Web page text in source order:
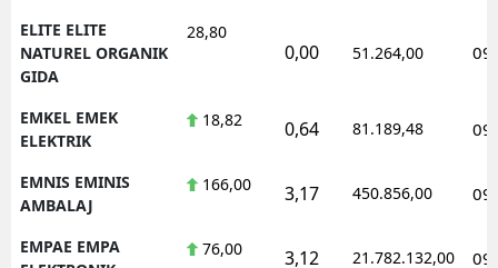
ELITE ELITE
NATUREL ORGANIK
GIDA
28,80
0,00 51.264,00
EMKEL EMEK
ELEKTRIK
18,82 0,64 81.189,48
EMNIS EMINIS
AMBALAJ
166,00 3,17 450.856,00
EMPAE EMPA
76,00 3,12 21.782.132,00